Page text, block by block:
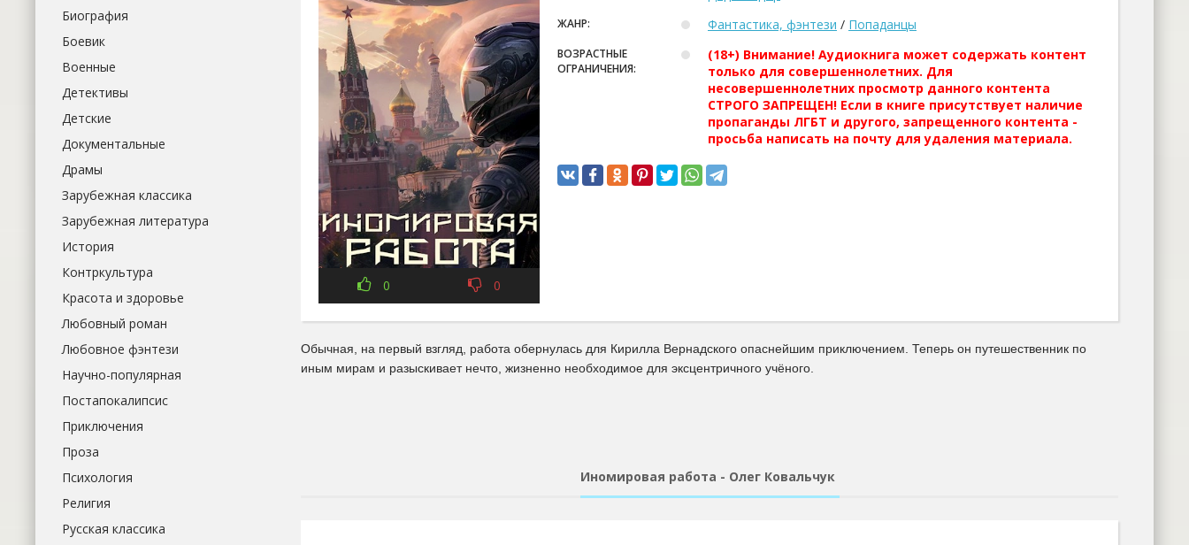
0 0
ЖАНР: Фантастика, фэнтези / Попаданцы
ВОЗРАСТНЫЕ
ОГРАНИЧЕНИЯ:
(18+) Внимание! Аудиокнига может содержать контент
только для совершеннолетних. Для
несовершеннолетних просмотр данного контента
СТРОГО ЗАПРЕЩЕН! Если в книге присутствует наличие
пропаганды ЛГБТ и другого, запрещенного контента -
просьба написать на почту для удаления материала.
Обычная, на первый взгляд, работа обернулась для Кирилла Вернадского опаснейшим приключением. Теперь он путешественник по
иным мирам и разыскивает нечто, жизненно необходимое для эксцентричного учёного.
Иномировая работа - Олег Ковальчук
Биография
Боевик
Военные
Детективы
Детские
Документальные
Драмы
Зарубежная классика
Зарубежная литература
История
Контркультура
Красота и здоровье
Любовный роман
Любовное фэнтези
Научно-популярная
Постапокалипсис
Приключения
Проза
Психология
Религия
Русская классика